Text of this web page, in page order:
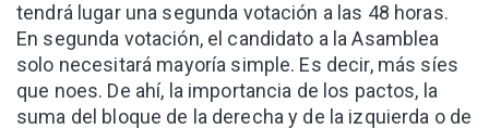
tendrá lugar una segunda votación a las 48 horas.
En segunda votación, el candidato a la Asamblea
solo necesitará mayoría simple. Es decir, más síes
que noes. De ahí, la importancia de los pactos, la
suma del bloque de la derecha y de la izquierda o de